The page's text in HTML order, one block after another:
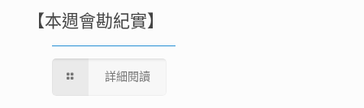
【本週會勘紀實】
詳細閱讀